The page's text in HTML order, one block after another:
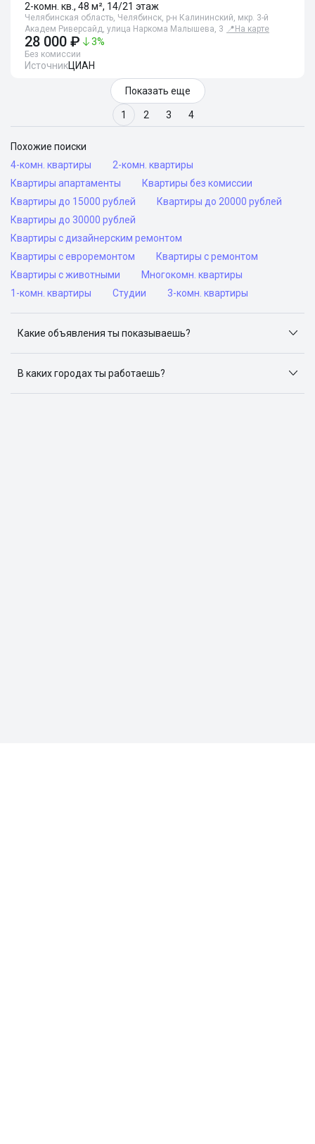
2-комн. кв., 48 м², 14/21 этаж
Челябинская область, Челябинск, р-н Калининский, мкр. 3-й
Академ Риверсайд, улица Наркома Малышева, 3 📍 На карте
28 000 ₽ 3%
Без комиссии
ИсточникЦИАН
Показать еще
1 2 3 4
Похожие поиски
4-комн. квартиры
2-комн. квартиры
Квартиры апартаменты
Квартиры без комиссии
Квартиры до 15000 рублей
Квартиры до 20000 рублей
Квартиры до 30000 рублей
Квартиры с дизайнерским ремонтом
Квартиры с евроремонтом
Квартиры с ремонтом
Квартиры с животными
Многокомн. квартиры
1-комн. квартиры
Студии 3-комн. квартиры
Какие объявления ты показываешь?
объявлений: ЦИАН, Домклик, Яндекс.Недвижимость,
Авито, Самолет.Плюс.
В каких городах ты работаешь?